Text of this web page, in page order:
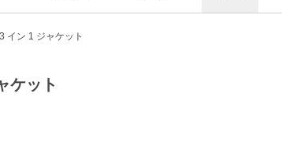
イン 1 ジャケット
ケット